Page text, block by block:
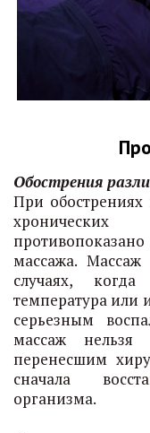
Обострения
При обострениях
хронических
массажа.
случаях,
температура или
серьезным
массаж
перенесшим
сначала
организма.